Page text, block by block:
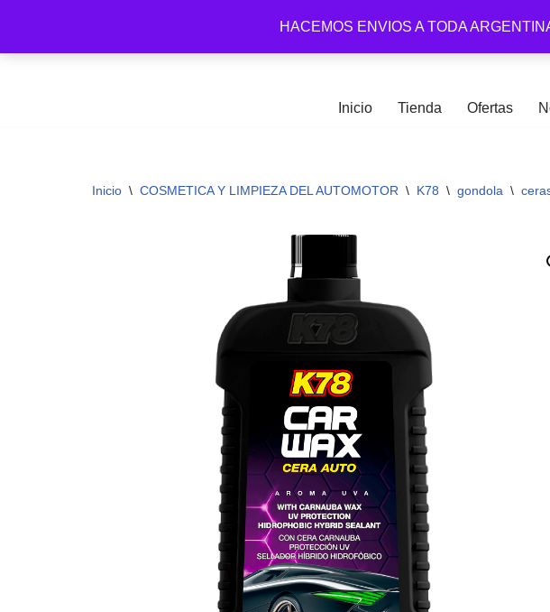
HACEMOS ENVIOS A TODA
Ir
Inicio Tienda Ofertas
Inicio \ COSMETICA Y LIMPIEZA DEL AUTOMOTOR \ K78 \ gondola \